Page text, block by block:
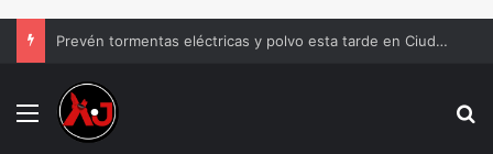
Prevén tormentas eléctricas y polvo esta tarde en Ciudad Juárez
Menu